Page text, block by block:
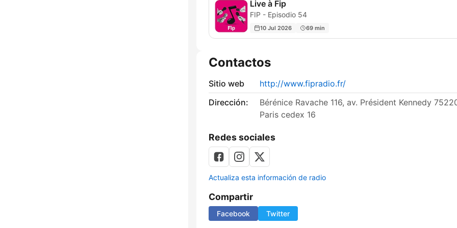
Live à Fip
FIP - Episodio 54
10 Jul 2026 69 min
Contactos
Sitio web
http://www.fipradio.fr/
Dirección:
Bérénice Ravache 116, av. Président Kennedy
Paris cedex 16
Redes sociales
Actualiza esta información de radio
Compartir
Facebook Twitter